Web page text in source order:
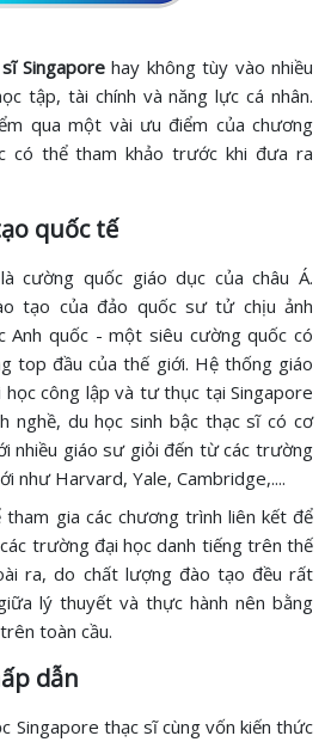
Singaporehay không tùy vào nhiều
tập, tài chính và năng lực cá nhân.
qua một vài ưu điểm của chương
có thể tham khảo trước khi đưa ra
quốc tế
cường quốc giáo dục của châu Á.
tạo của đảo quốc sư tử chịu ảnh
Anh quốc - một siêu cường quốc có
top đầu của thế giới. Hệ thống giáo
công lập và tư thục tại Singapore
nghề, du học sinh bậc thạc sĩ có cơ
nhiều giáo sư giỏi đến từ các trường
như Harvard, Yale, Cambridge,....
tham gia các chương trình liên kết để
trường đại học danh tiếng trên thế
ra, do chất lượng đào tạo đều rất
lý thuyết và thực hành nên bằng
toàn cầu.
dẫn
Singapore thạc sĩ cùng vốn kiến thức